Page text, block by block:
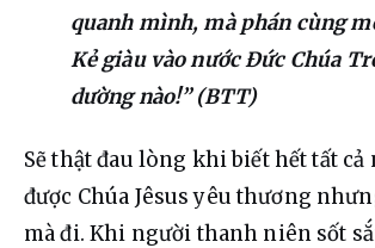
quanh mình, mà phán cùng
Kẻ giàu vào nước Đức Chúa
dường nào!” (BTT)
Sẽ thật đau lòng khi biết hết tất
được Chúa Jêsus yêu thương
mà đi. Khi người thanh niên sốt